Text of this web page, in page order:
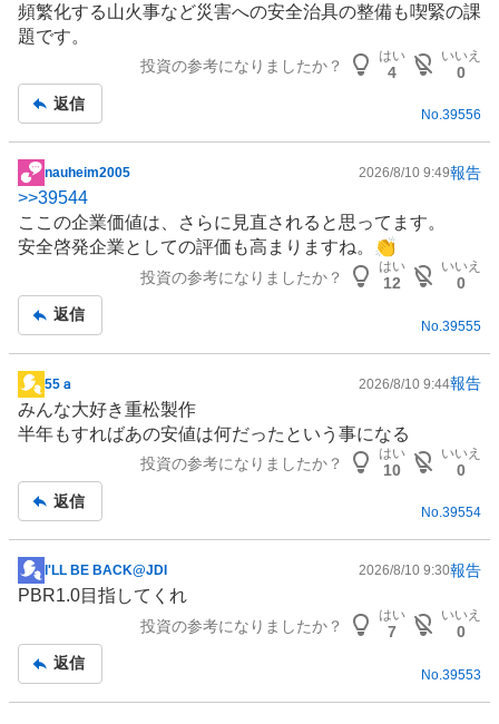
事
頻繁化する山火事など災害への安全治具の整備も喫緊の課
題です。
投資の参考になりましたか？
はい
4
いいえ
0
返信
No.39556
掲
示
板
記
nauheim2005 2026/8/10 9:49報告
>>39544
ここの企業価値は、さらに見直されると思ってます。
安全啓発企業としての評価も高まりますね。👏
投資の参考になりましたか？
はい
12
いいえ
0
返信
No. 39555
掲
示
板
55ａ 2026/8/10 9:44報告
みんな大好き重松製作
半年もすればあの安値は何だったという事になる
投資の参考になりましたか？
はい
10
いいえ
0
返信
No.39554
掲
示
事
I'LL BE BACK@JDI 2026/8/10 9:30報告
PBR1.0目指してくれ
投資の参考になりましたか？
はい
7
いいえ
0
返信
No. 39553